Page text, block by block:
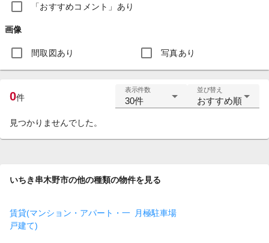
「おすすめコメント」あり
画像
間取図あり 写真あり
0件
表示件数
30件
並び替え
おすすめ順
見つかりませんでした。
いちき串木野市の他の種類の物件を見る
賃貸(マンション・アパート・一
戸建て)
月極駐車場